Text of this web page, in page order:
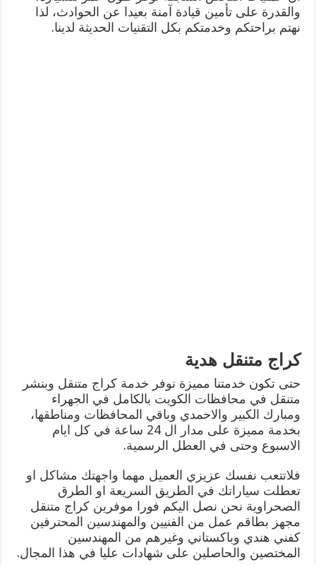
والقدرة على تأمين قيادة آمنة بعيدا عن الحوادث، لذا
نهتم براحتكم وخدمتكم بكل التقنيات الحديثة لدينا.
كراج متنقل هدية
حتى تكون خدمتنا مميزة نوفر خدمة كراج متنقل وبنشر
متنقل في محافظات الكويت بالكامل في الجهراء
ومبارك الكبير والاحمدي وباقي المحافظات ومناطقها،
بخدمة مميزة على مدار ال 24 ساعة في كل ايام
الاسبوع وحتى في العطل الرسمية.
فلاتتعب نفسك عزيزي العميل مهما واجهتك مشاكل او
تعطلت سياراتك في الطريق السريعة او الطرق
الصحراوية نحن نصل اليكم فورا موفرين كراج متنقل
مجهز بطاقم عمل من الفنيين والمهندسين المحترفين
كفني هندي وباكستاني وغيرهم من المهندسين
المختصين والحاصلين على شهادات عليا في هذا المجال.